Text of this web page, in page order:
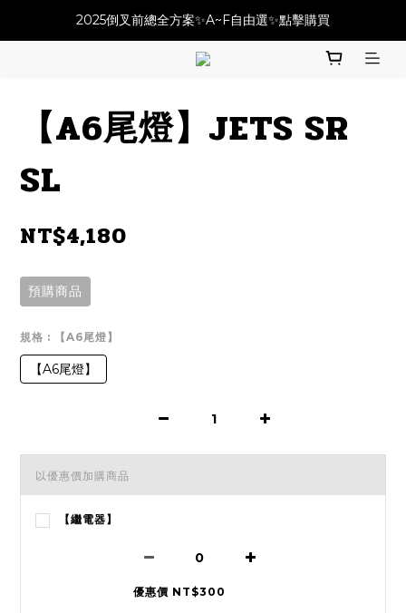
必改龍頭四件套⚡️不用五千六!! 優惠價只要 $ 4899💥
2025倒叉前總全方案✨A~F自由選✨點擊購買
必改龍頭四件套⚡️不用五千六!! 優惠價只要 $ 4899💥
【A6尾燈】JETS SR
SL
NT$4,180
預購商品
規格 : 【A6尾燈】
【A6尾燈】
以優惠價加購商品
【繼電器】
優惠價 NT$300